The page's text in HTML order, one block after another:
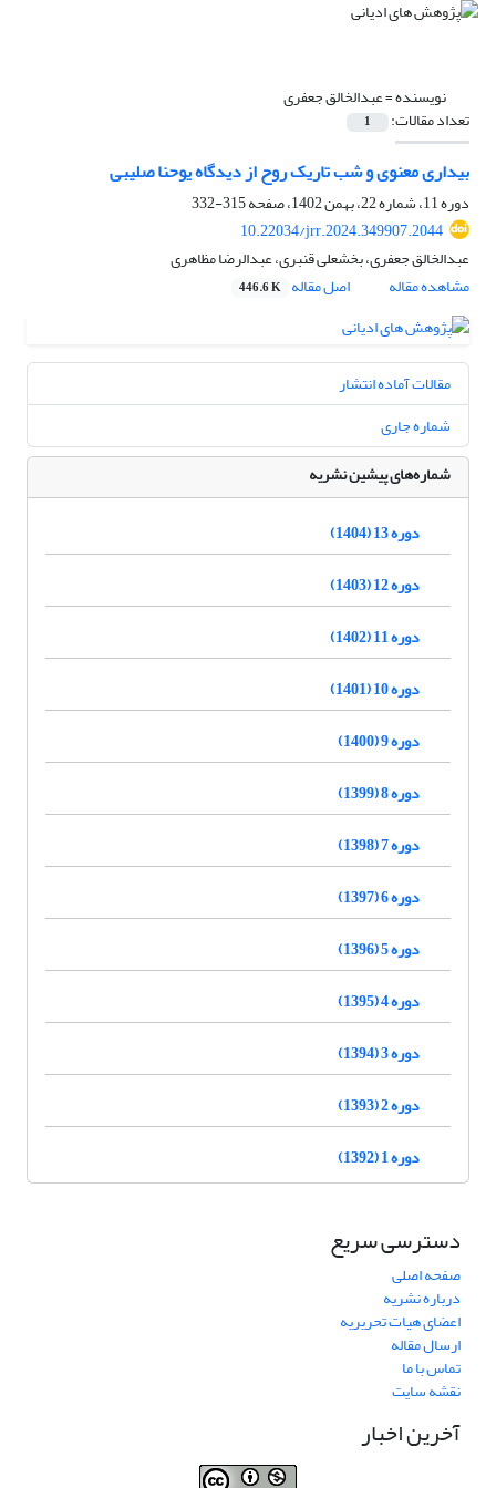
نویسنده =عبدالخالق جعفری
تعداد مقالات: 1
بیداری معنوی و شب تاریک روح از دیدگاه یوحنا صلیبی
دوره 11، شماره 22، بهمن 1402، صفحه
315-332
10.22034/jrr.2024.349907.2044
عبدالخالق جعفری، بخشعلی قنبری، عبدالرضا مظاهری
مشاهده مقاله
اصل مقاله 446.6 K
مقالات آماده انتشار
شماره جاری
شماره‌های پیشین نشریه
دوره 13 (1404)
دوره 12 (1403)
دوره 11 (1402)
دوره 10 (1401)
دوره 9 (1400)
دوره 8 (1399)
دوره 7 (1398)
دوره 6 (1397)
دوره 5 (1396)
دوره 4 (1395)
دوره 3 (1394)
دوره 2 (1393)
دوره 1 (1392)
دسترسی سریع
صفحه اصلی
درباره نشریه
اعضای هیات تحریریه
ارسال مقاله
تماس با ما
نقشه سایت
آخرین اخبار